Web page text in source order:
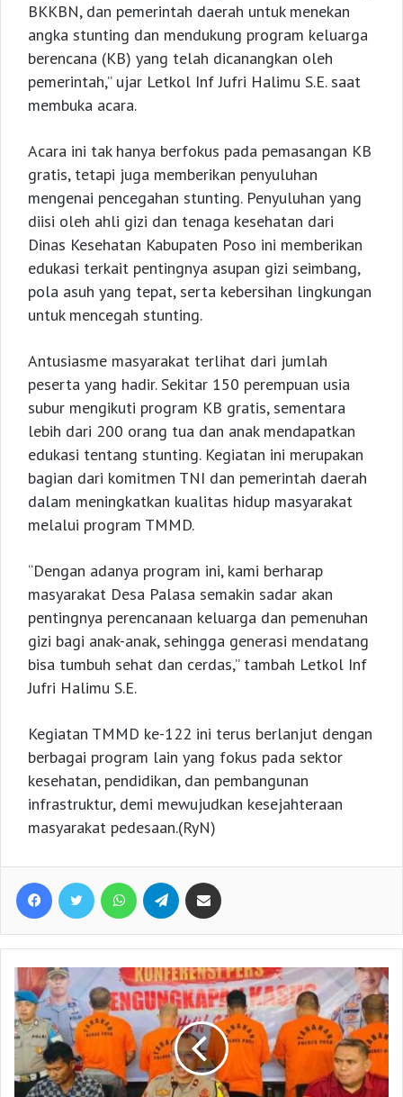
BKKBN, dan pemerintah daerah untuk menekan
angka stunting dan mendukung program keluarga
berencana (KB) yang telah dicanangkan oleh
pemerintah,” ujar Letkol Inf Jufri Halimu S.E. saat
membuka acara.
Acara ini tak hanya berfokus pada pemasangan KB
gratis, tetapi juga memberikan penyuluhan
mengenai pencegahan stunting. Penyuluhan yang
diisi oleh ahli gizi dan tenaga kesehatan dari
Dinas Kesehatan Kabupaten Poso ini memberikan
edukasi terkait pentingnya asupan gizi seimbang,
pola asuh yang tepat, serta kebersihan lingkungan
untuk mencegah stunting.
Antusiasme masyarakat terlihat dari jumlah
peserta yang hadir. Sekitar 150 perempuan usia
subur mengikuti program KB gratis, sementara
lebih dari 200 orang tua dan anak mendapatkan
edukasi tentang stunting. Kegiatan ini merupakan
bagian dari komitmen TNI dan pemerintah daerah
dalam meningkatkan kualitas hidup masyarakat
melalui program TMMD.
“Dengan adanya program ini, kami berharap
masyarakat Desa Palasa semakin sadar akan
pentingnya perencanaan keluarga dan pemenuhan
gizi bagi anak-anak, sehingga generasi mendatang
bisa tumbuh sehat dan cerdas,” tambah Letkol Inf
Jufri Halimu S.E.
Kegiatan TMMD ke-122 ini terus berlanjut dengan
berbagai program lain yang fokus pada sektor
kesehatan, pendidikan, dan pembangunan
infrastruktur, demi mewujudkan kesejahteraan
masyarakat pedesaan.(RyN)
Facebook Twitter WhatsApp Telegram